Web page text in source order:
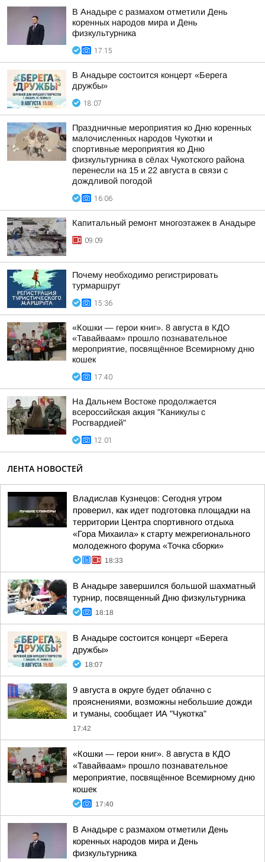
В Анадыре с размахом отметили День
коренных народов мира и День
физкультурника
17:15
В Анадыре состоится концерт «Берега
дружбы»
18:07
Праздничные мероприятия ко Дню коренных
малочисленных народов Чукотки и
спортивные мероприятия ко Дню
физкультурника в сёлах Чукотского района
перенесли на 15 и 22 августа в связи с
дождливой погодой
16:06
Капитальный ремонт многоэтажек в Анадыре
09:09
Почему необходимо регистрировать
турмаршрут
15:36
«Кошки — герои книг». 8 августа в КДО
«Тавайваам» прошло познавательное
мероприятие, посвящённое Всемирному дню
кошек
17:40
На Дальнем Востоке продолжается
всероссийская акция "Каникулы с
Росгвардией"
12:01
ЛЕНТА НОВОСТЕЙ
Владислав Кузнецов: Сегодня утром
проверил, как идет подготовка площадки на
территории Центра спортивного отдыха
«Гора Михаила» к старту межрегионального
молодежного форума «Точка сборки»
18:33
В Анадыре завершился большой шахматный
турнир, посвященный Дню физкультурника
18:18
В Анадыре состоится концерт «Берега
дружбы»
18:07
9 августа в округе будет облачно с
прояснениями, возможны небольшие дожди
и туманы, сообщает ИА "Чукотка"
17:42
«Кошки — герои книг». 8 августа в КДО
«Тавайваам» прошло познавательное
мероприятие, посвящённое Всемирному дню
кошек
17:40
В Анадыре с размахом отметили День
коренных народов мира и День
физкультурника